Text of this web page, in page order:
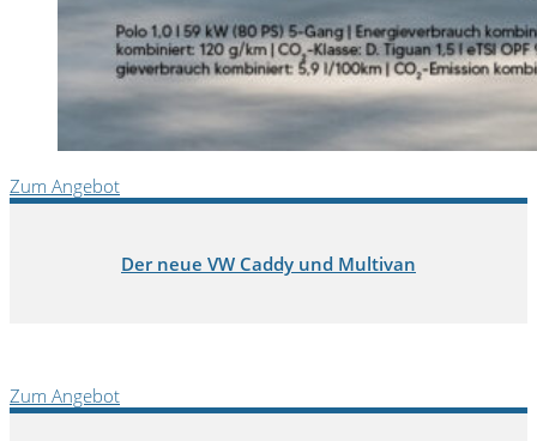
Zum Angebot
Der neue VW Caddy und Multivan
Zum Angebot